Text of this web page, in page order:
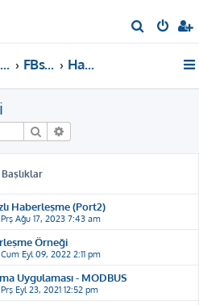
r
PLC Örnekleri FBs, B1, B1z, HB1 PLC Haberleşme Örnekleri
Ara
Başlıklar
Haberleşme (Port2)
Prş Ağu 17, 2023 7:43 am
Örneği
Cum Eyl 09, 2022 2:11 pm
Uygulaması - MODBUS
Prş Eyl 23, 2021 12:52 pm